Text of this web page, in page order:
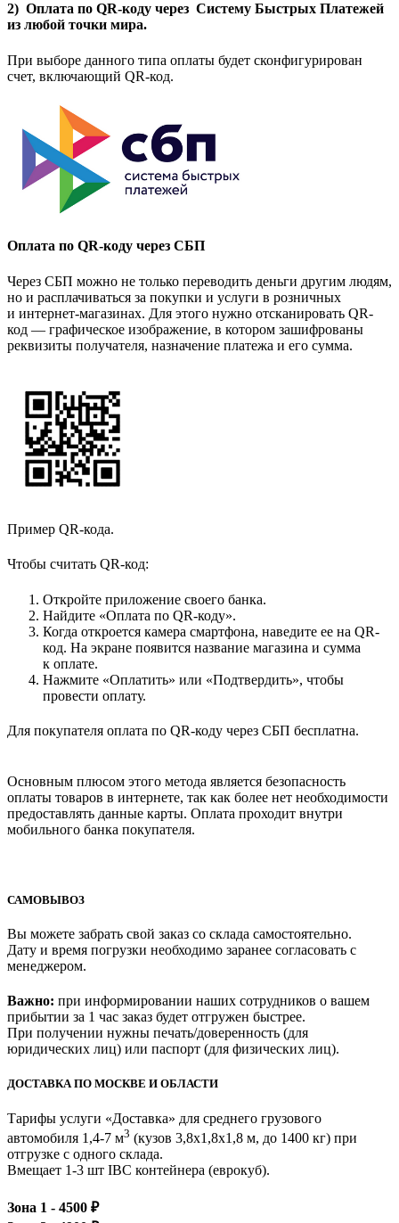
2) Оплата по QR-коду через Систему Быстрых Платежей
из любой точки мира.
При выборе данного типа оплаты будет сконфигурирован
счет, включающий QR-код.
Оплата по QR-коду через СБП
Через СБП можно не только переводить деньги другим людям,
но и расплачиваться за покупки и услуги в розничных
и интернет-магазинах. Для этого нужно отсканировать QR-
код — графическое изображение, в котором зашифрованы
реквизиты получателя, назначение платежа и его сумма.
Пример QR-кода.
Чтобы считать QR-код:
Откройте приложение своего банка.
Найдите «Оплата по QR-коду».
Когда откроется камера смартфона, наведите ее на QR-
код. На экране появится название магазина и сумма
к оплате.
Нажмите «Оплатить» или «Подтвердить», чтобы
провести оплату.
Для покупателя оплата по QR-коду через СБП бесплатна.
Основным плюсом этого метода является безопасность
оплаты товаров в интернете, так как более нет необходимости
предоставлять данные карты. Оплата проходит внутри
мобильного банка покупателя.
САМОВЫВОЗ
Вы можете забрать свой заказ со склада самостоятельно.
Дату и время погрузки необходимо заранее согласовать с
менеджером.
Важно: при информировании наших сотрудников о вашем
прибытии за 1 час заказ будет отгружен быстрее.
При получении нужны печать/доверенность (для
юридических лиц) или паспорт (для физических лиц).
ДОСТАВКА ПО МОСКВЕ И ОБЛАСТИ
Тарифы услуги «Доставка» для среднего грузового
автомобиля 1,4-7 м3 (кузов 3,8x1,8x1,8 м, до 1400 кг) при
отгрузке с одного склада.
Вмещает 1-3 шт IBC контейнера (еврокуб).
Зона 1 - 4500 ₽